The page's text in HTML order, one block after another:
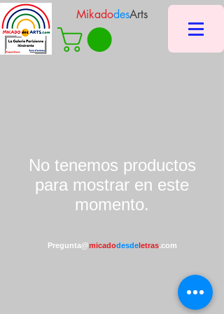
MikadodesArts
No tenemos productos
para mostrar en este
momento.
Pregunta@micadodesdeletras.com